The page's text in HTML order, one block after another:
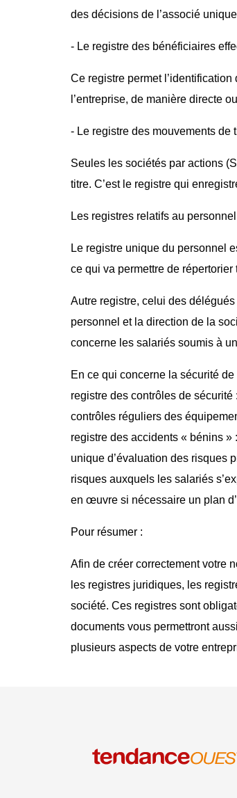
des décisions de l’associé
- Le registre des bénéficiaires
Ce registre permet
l’entreprise, de manière directe
- Le registre des mouvements de
Seules les sociétés par actions
titre. C’est le registre qui
Les registres relatifs au
Le registre unique du personnel
ce qui va permettre de
Autre registre, celui des
personnel et la direction de la
concerne les salariés soumis à
En ce qui concerne la sécurité
registre des contrôles de
contrôles réguliers des
registre des accidents « bénins
unique d’évaluation des risques
risques auxquels les salariés
en œuvre si nécessaire un plan
Pour résumer :
Afin de créer correctement votre
les registres juridiques, les
société. Ces registres sont
documents vous permettront
plusieurs aspects de votre